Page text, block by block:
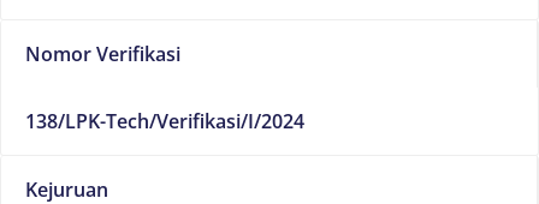
Nomor Verifikasi
138/LPK-Tech/Verifikasi/I/2024
Kejuruan